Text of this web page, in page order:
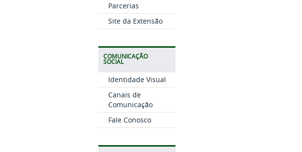
Parcerias
Site da Extensão
COMUNICAÇÃO
SOCIAL
Identidade Visual
Canais de
Comunicação
Fale Conosco